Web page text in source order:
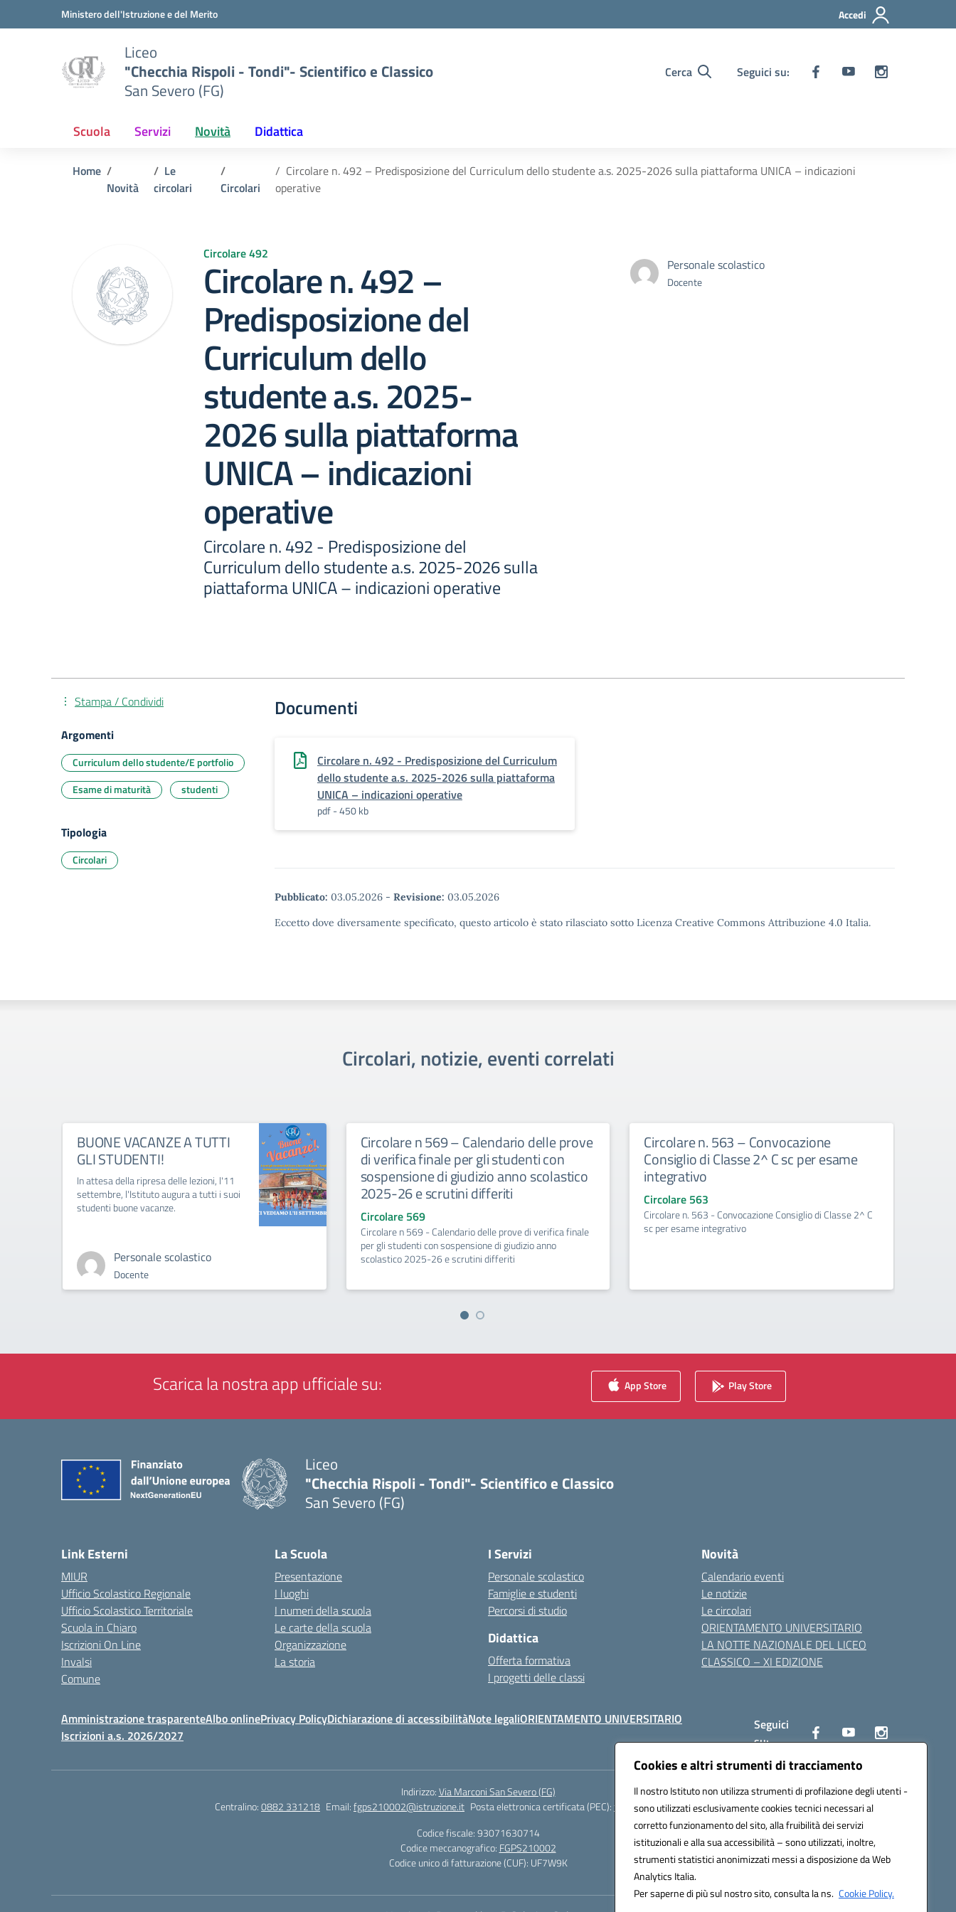
Cookies e altri strumenti di tracciamento
Il nostro Istituto non utilizza strumenti di profilazione degli utenti -
sono utilizzati esclusivamente cookies tecnici necessari al
corretto funzionamento del sito, alla fruibilità dei servizi
istituzionali e alla sua accessibilità – sono utilizzati, inoltre,
strumenti statistici anonimizzati messi a disposizione da Web
Analytics Italia.
Per saperne di più sul nostro sito, consulta la ns. Cookie Policy.
Vai ai contenuti
Vai al menu di navigazioneMinistero dell'Istruzione e del Merito Accedi
Liceo
"Checchia Rispoli - Tondi"- Scientifico e Classico
San Severo (FG)
Cerca Seguici su:
Scuola Servizi Novità Didattica
Home
Novità
Le
circolari
Circolari
Circolare n. 492 – Predisposizione del Curriculum dello studente a.s. 2025-2026 sulla piattaforma UNICA – indicazioni
operative
Circolare 492
Circolare n. 492 –
Predisposizione del
Curriculum dello
studente a.s. 2025-
2026 sulla piattaforma
UNICA – indicazioni
operative
Circolare n. 492 - Predisposizione del
Curriculum dello studente a.s. 2025-2026 sulla
piattaforma UNICA – indicazioni operative
Personale scolastico
Docente
Documenti
Circolare n. 492 - Predisposizione del Curriculum
dello studente a.s. 2025-2026 sulla piattaforma
UNICA – indicazioni operative
pdf - 450 kb
Pubblicato: 03.05.2026 - Revisione: 03.05.2026
Eccetto dove diversamente specificato, questo articolo è stato rilasciato sotto Licenza Creative Commons Attribuzione 4.0 Italia.
Stampa / Condividi
Argomenti
Curriculum dello studente/E portfolio
Esame di maturità
studenti
Tipologia
Circolari
Circolari, notizie, eventi correlati
BUONE VACANZE A TUTTI
GLI STUDENTI!
In attesa della ripresa delle lezioni, l'11
settembre, l'Istituto augura a tutti i suoi
studenti buone vacanze.
Personale scolastico
Docente
Circolare n 569 – Calendario delle prove
di verifica finale per gli studenti con
sospensione di giudizio anno scolastico
2025-26 e scrutini differiti
Circolare 569
Circolare n 569 - Calendario delle prove di verifica finale
per gli studenti con sospensione di giudizio anno
scolastico 2025-26 e scrutini differiti
Circolare n. 563 – Convocazione
Consiglio di Classe 2^ C sc per esame
integrativo
Circolare 563
Circolare n. 563 - Convocazione Consiglio di Classe 2^ C
sc per esame integrativo
Scarica la nostra app ufficiale su: App Store Play Store
Liceo
"Checchia Rispoli - Tondi"- Scientifico e Classico
San Severo (FG)
Link Esterni
MIUR
Ufficio Scolastico Regionale
Ufficio Scolastico Territoriale
Scuola in Chiaro
Iscrizioni On Line
Invalsi
Comune
La Scuola
Presentazione
I luoghi
I numeri della scuola
Le carte della scuola
Organizzazione
La storia
I Servizi
Personale scolastico
Famiglie e studenti
Percorsi di studio
Didattica
Offerta formativa
I progetti delle classi
Novità
Calendario eventi
Le notizie
Le circolari
ORIENTAMENTO UNIVERSITARIO
LA NOTTE NAZIONALE DEL LICEO
CLASSICO – XI EDIZIONE
Amministrazione trasparenteAlbo onlinePrivacy PolicyDichiarazione di accessibilitàNote legaliORIENTAMENTO UNIVERSITARIO
Iscrizioni a.s. 2026/2027
Seguici
su:
Indirizzo:Via Marconi San Severo (FG)
Centralino:0882 331218 Email:fgps210002@istruzione.it Posta elettronica certificata (PEC):fgps210002@pec.istruzione.it
Codice fiscale: 93071630714
Codice meccanografico: FGPS210002
Codice unico di fatturazione (CUF): UF7W9K